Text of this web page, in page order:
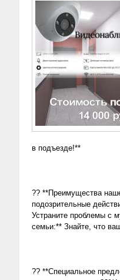
в подъезде!**
?? **Преимущества
подозрительные
Устраните проблемы с
семьи:** Знайте, что
?? **Специальное